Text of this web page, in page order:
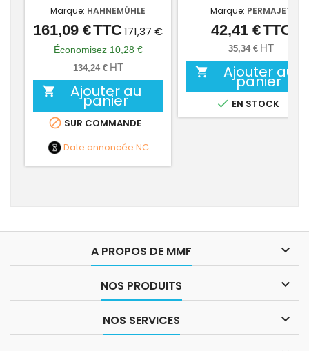
Marque: HAHNEMÜHLE
Prix
Prix
de
base
161,09 €TTC171,37 €
Économisez 10,28 €
134,24 € HT
 Ajouter au
panier
 SUR COMMANDE
Date annoncée NC
Marque: PERMAJET
Prix
42,41 €TTC
35,34 € HT
 Ajouter au
panier
 EN STOCK
A PROPOS DE MMF 
NOS PRODUITS 
NOS SERVICES 